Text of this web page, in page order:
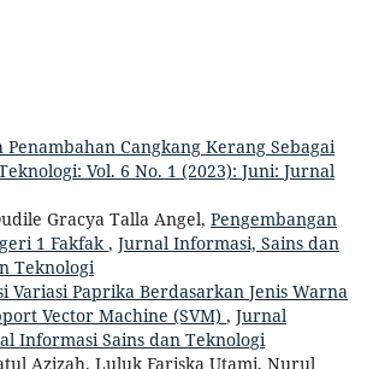
Penambahan Cangkang Kerang Sebagai
Vol. 6 No. 1 (2023): Juni: Jurnal
Gracya Talla Angel, Pengembangan
1 Fakfak , Jurnal Informasi, Sains dan
Teknologi
Variasi Paprika Berdasarkan Jenis Warna
Vector Machine (SVM) , Jurnal
Informasi Sains dan Teknologi
Azizah, Luluk Fariska Utami, Nurul